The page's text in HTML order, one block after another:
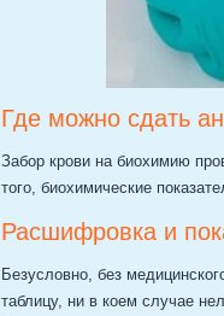
Где можно сдать
Забор крови на биохимию
того, биохимические
Расшифровка и
Безусловно, без
таблицу, ни в коем случае